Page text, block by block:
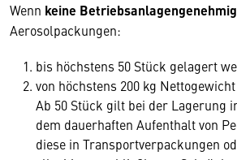
Wenn keine
Aerosolpackungen:
bis höchstens 50 Stück gelagert
von höchstens 200 kg
Ab 50 Stück gilt bei der Lagerung
dem dauerhaften Aufenthalt von
diese in Transportverpackungen